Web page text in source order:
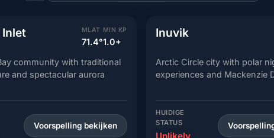
Inlet MLAT
71.4°
MIN KP
1.0+
community with traditional
and spectacular aurora
Voorspelling bekijken
Inuvik
Arctic Circle city with polar
experiences and Mackenzie
HUIDIGE
STATUS